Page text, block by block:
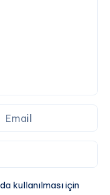
kullanılması için